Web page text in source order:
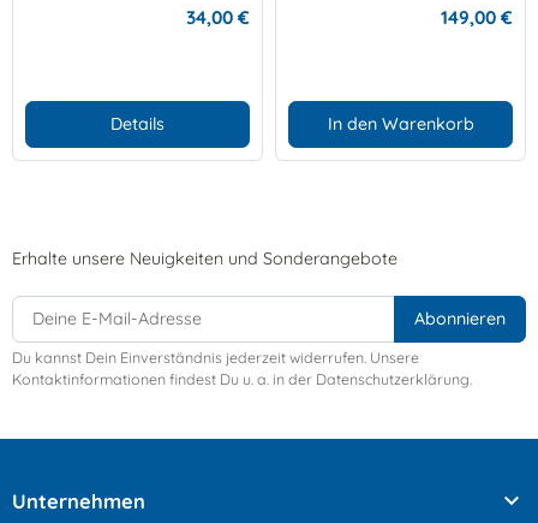
34,00 €
Details
149,00 €
In den Warenkorb
Erhalte unsere Neuigkeiten und Sonderangebote
Du kannst Dein Einverständnis jederzeit widerrufen. Unsere
Kontaktinformationen findest Du u. a. in der Datenschutzerklärung.
Unternehmen 